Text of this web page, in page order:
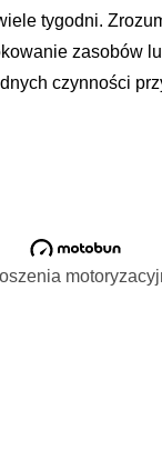
tygodni.
zasobów
czynności